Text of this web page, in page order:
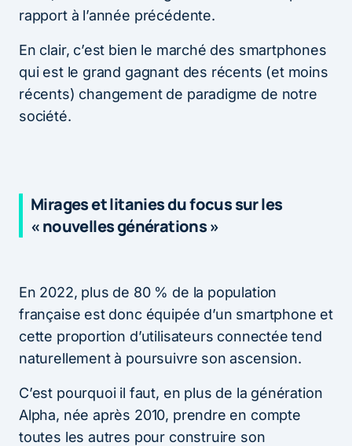
rapport à l’année précédente.
En clair, c’est bien le marché des smartphones
qui est le grand gagnant des récents (et moins
récents) changement de paradigme de notre
société.
Mirages et litanies du focus sur les
« nouvelles générations »
En 2022, plus de 80 % de la population
française est donc équipée d’un smartphone et
cette proportion d’utilisateurs connectée tend
naturellement à poursuivre son ascension.
C’est pourquoi il faut, en plus de la génération
Alpha, née après 2010, prendre en compte
toutes les autres pour construire son